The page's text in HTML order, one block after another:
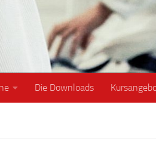
Die Downloads